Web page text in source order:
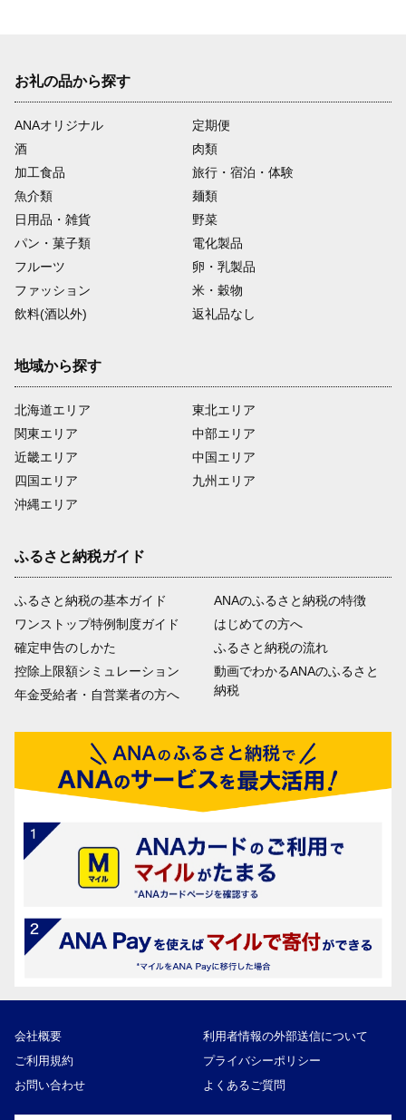
お礼の品から探す
ANAオリジナル
定期便
酒
肉類
加工食品
旅行・宿泊・体験
魚介類
麺類
日用品・雑貨
野菜
パン・菓子類
電化製品
フルーツ
卵・乳製品
ファッション
米・穀物
飲料(酒以外)
返礼品なし
地域から探す
北海道エリア
関東エリア
近畿エリア
四国エリア
沖縄エリア
東北エリア
中部エリア
中国エリア
九州エリア
ふるさと納税ガイド
ふるさと納税の基本ガイド
ワンストップ特例制度ガイド
確定申告のしかた
控除上限額シミュレーション
年金受給者・自営業者の方へ
ANAのふるさと納税の特徴
はじめての方へ
ふるさと納税の流れ
動画でわかるANAのふるさと
納税
会社概要
利用者情報の外部送信について
ご利用規約
プライバシーポリシー
お問い合わせ
よくあるご質問